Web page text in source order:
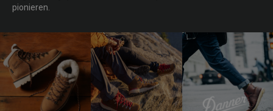
pionieren.